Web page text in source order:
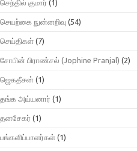
செந்தில் குமார் (1)
செயற்கை நுன்னறிவு (54)
செய்திகள் (7)
சோபின் பிராண்சல் (Jophine Pranjal) (2)
ஜெகதீசன் (1)
தங்க அய்யனார் (1)
தனசேகர் (1)
பங்களிப்பாளர்கள் (1)